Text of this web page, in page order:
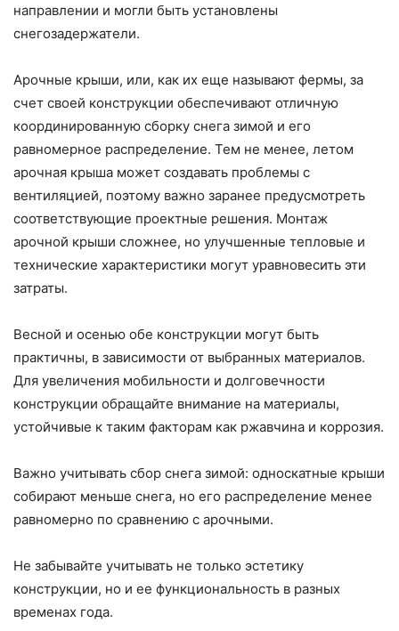
направлении и могли быть установлены
снегозадержатели.
Арочные крыши, или, как их еще называют фермы, за
счет своей конструкции обеспечивают отличную
координированную сборку снега зимой и его
равномерное распределение. Тем не менее, летом
арочная крыша может создавать проблемы с
вентиляцией, поэтому важно заранее предусмотреть
соответствующие проектные решения. Монтаж
арочной крыши сложнее, но улучшенные тепловые и
технические характеристики могут уравновесить эти
затраты.
Весной и осенью обе конструкции могут быть
практичны, в зависимости от выбранных материалов.
Для увеличения мобильности и долговечности
конструкции обращайте внимание на материалы,
устойчивые к таким факторам как ржавчина и коррозия.
Важно учитывать сбор снега зимой: односкатные крыши
собирают меньше снега, но его распределение менее
равномерно по сравнению с арочными.
Не забывайте учитывать не только эстетику
конструкции, но и ее функциональность в разных
временах года.